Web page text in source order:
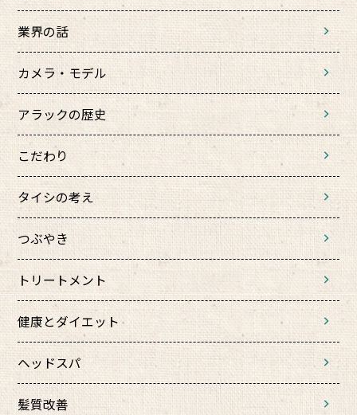
業界の話
カメラ・モデル
アラックの歴史
こだわり
タイシの考え
つぶやき
トリートメント
健康とダイエット
ヘッドスパ
髪質改善